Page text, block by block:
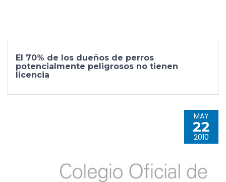
El 70% de los dueños de perros
potencialmente peligrosos no tienen
licencia
MAY
22
2010